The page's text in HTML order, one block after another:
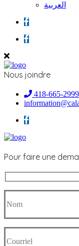
العربية
Nous joindre
418-665-2999
Pour faire une